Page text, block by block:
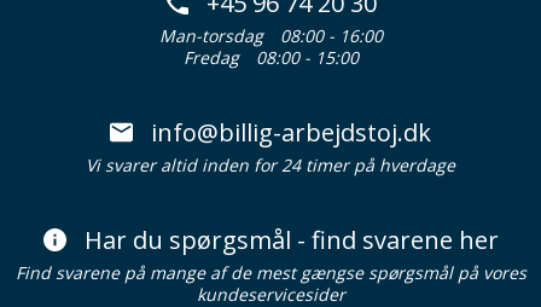
Man-torsdag
08:00 - 16:00
Fredag
08:00 - 15:00
info@billig-arbejdstoj.dk
Vi svarer altid inden for 24 timer på hverdage
Har du spørgsmål - find svarene her
Find svarene på mange af de mest gængse spørgsmål på vores
kundeservicesider